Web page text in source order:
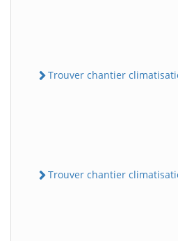
Trouver chantier
Trouver chantier